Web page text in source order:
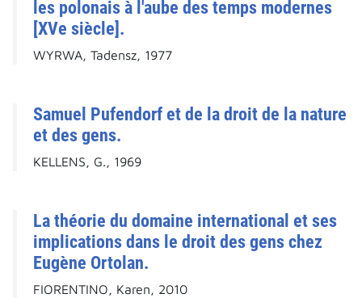
les polonais à l'aube des temps modernes
[XVe siècle].
WYRWA, Tadensz, 1977
Samuel Pufendorf et de la droit de la nature
et des gens.
KELLENS, G., 1969
La théorie du domaine international et ses
implications dans le droit des gens chez
Eugène Ortolan.
FIORENTINO, Karen, 2010